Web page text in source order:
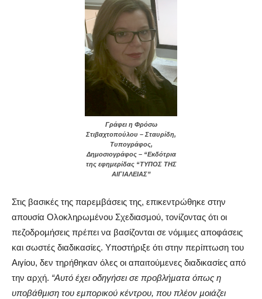
Γράφει η Φρόσω
Στιβαχτοπούλου – Σταυρίδη,
Τυπογράφος,
Δημοσιογράφος – “Εκδότρια
της εφημερίδας “ΤΥΠΟΣ ΤΗΣ
ΑΙΓΙΑΛΕΙΑΣ”
Στις βασικές της παρεµβάσεις της, επικεντρώθηκε στην
απουσία Ολοκληρωµένου Σχεδιασµού, τονίζοντας ότι οι
πεζοδροµήσεις πρέπει να βασίζονται σε νόµιµες αποφάσεις
και σωστές διαδικασίες. Υποστήριξε ότι στην περίπτωση του
Αιγίου, δεν τηρήθηκαν όλες οι απαιτούµενες διαδικασίες από
την αρχή. “Αυτό έχει οδηγήσει σε προβλήµατα όπως η
υποβάθµιση του εµπορικού κέντρου, που πλέον µοιάζει